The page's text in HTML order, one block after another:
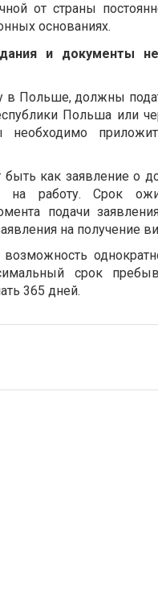
от страны
основаниях.
и документы
в Польше, должны
Польша или
как заявление о
на работу. Срок
подачи
на получение
срок
365 дней.